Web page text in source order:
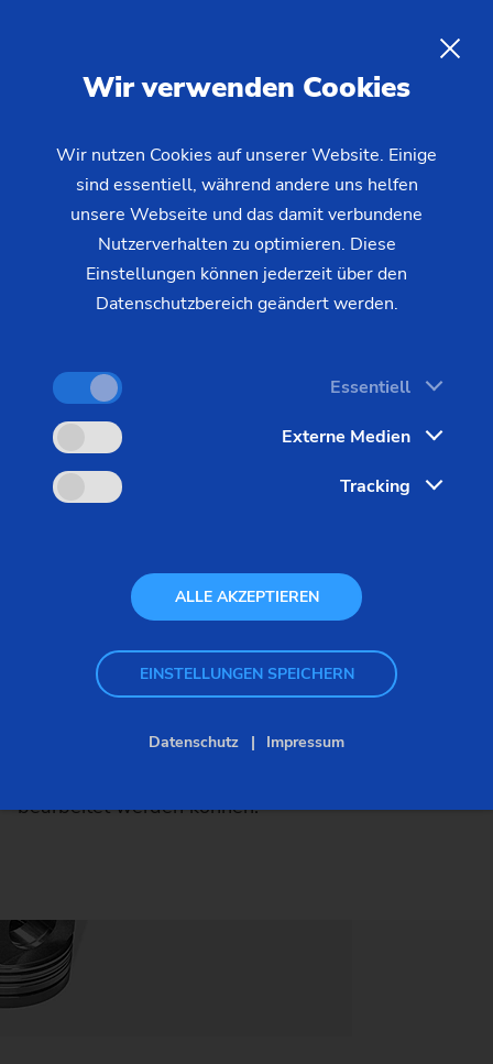
Startseite Branchen & Lösungen
Werkstücke
Elektro- und Verbrennungsmotor
Kolbenbearbeitung
Bearbeitung von Kolben
anspruchsvollsten Verfahren im Bereich des
Motorenbaus. EMAG bietet hier die gesamte
Prozesskette zur Komplettbearbeitung. Speziell bei
der Außenkonturbearbeitung werden sehr enge
Toleranzen gefordert. Doch auch im Bereich
müssen heute auf Maschinen zur
Außenkonturbearbeitung von Kolben
können. Dies bezieht sich jedoch nicht nur auf die
unterschiedliche Werkstoffe wie Aluminium, Stahl
bearbeitet werden können.
Wir verwenden Cookies
Wir nutzen Cookies auf unserer Website. Einige
sind essentiell, während andere uns helfen
unsere Webseite und das damit verbundene
Nutzerverhalten zu optimieren. Diese
Einstellungen können jederzeit über den
Datenschutzbereich geändert werden.
Essentiell
Externe Medien
Tracking
ALLE AKZEPTIEREN
EINSTELLUNGEN SPEICHERN
Datenschutz Impressum